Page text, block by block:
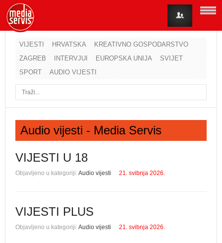
VIJESTI HRVATSKA
KREATIVNO GOSPODARSTVO
ZAGREB
INTERVJUI EUROPSKA UNIJA
SVIJET
SPORT
AUDIO VIJESTI
Audio vijesti - Media Servis
VIJESTI U 18
Objavljeno u kategoriji:Audio vijesti 21. svibnja 2026.
VIJESTI PLUS
Objavljeno u kategoriji:Audio vijesti 21. svibnja 2026.
Korisničko ime
Lozinka
Zaboravili ste lozinku?